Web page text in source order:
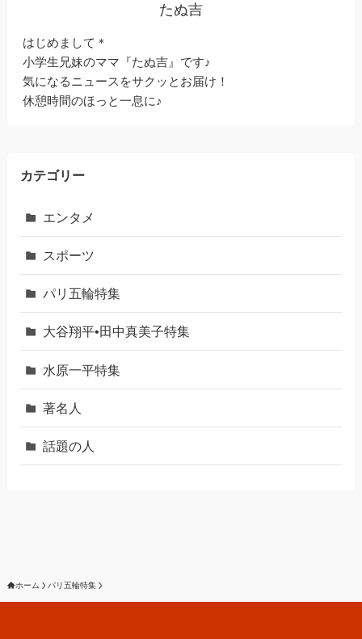
たぬ吉
はじめまして＊
小学生兄妹のママ『たぬ吉』です♪
気になるニュースをサクッとお届け！
休憩時間のほっと一息に♪
カテゴリー
エンタメ
スポーツ
パリ五輪特集
大谷翔平•田中真美子特集
水原一平特集
著名人
話題の人
ホーム パリ五輪特集